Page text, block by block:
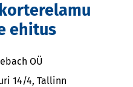
ehitus
OÜ
14/4, Tallinn